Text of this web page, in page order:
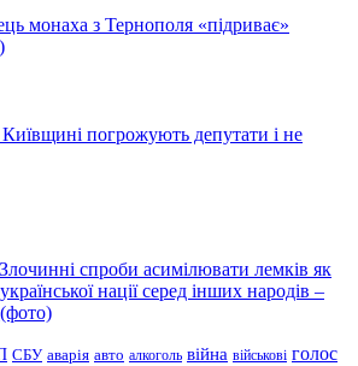
монаха з Тернополя «підриває»
погрожують депутати і не
спроби асимілювати лемків як
нації серед інших народів –
(фото)
СБУ аварія авто алкоголь війна військові голос